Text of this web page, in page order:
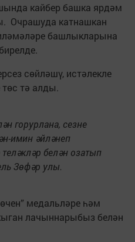
кайбер башка ярдәм
Очрашуда катнашкан
башлыкларына
сөйләшү, истәлекле
тә алды.
горурлана, сезне
имин әйләнеп
белән озатып
Зөфәр улы.
медальләре һәм
лачыннарыбыз белән